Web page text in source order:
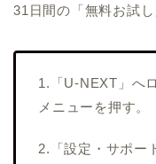
31日間の「無料お試
1.「U-NEXT」へ
メニューを押す。
2.「設定・サポー